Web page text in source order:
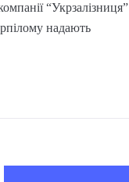
“Укрзалізниця”
надають